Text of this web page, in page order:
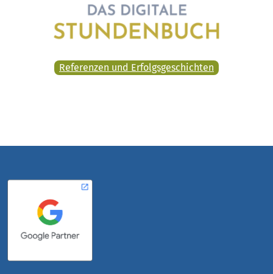
Referenzen und Erfolgsgeschichten